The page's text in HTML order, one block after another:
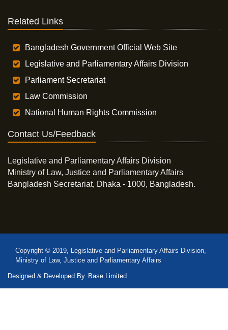
Related Links
Bangladesh Government Official Web Site
Legislative and Parliamentary Affairs Division
Parliament Secretariat
Law Commission
National Human Rights Commission
Contact Us/Feedback
Legislative and Parliamentary Affairs Division
Ministry of Law, Justice and Parliamentary Affairs
Bangladesh Secretariat, Dhaka - 1000, Bangladesh.
Copyright © 2019, Legislative and Parliamentary Affairs Division,
Ministry of Law, Justice and Parliamentary Affairs
Designed & Developed By Base Limited